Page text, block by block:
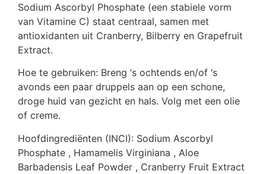
Sodium Ascorbyl Phosphate (een stabiele vorm
van Vitamine C) staat centraal, samen met
antioxidanten uit Cranberry, Bilberry en Grapefruit
Extract.
Hoe te gebruiken: Breng ‘s ochtends en/of ‘s
avonds een paar druppels aan op een schone,
droge huid van gezicht en hals. Volg met een olie
of creme.
Hoofdingrediënten (INCI): Sodium Ascorbyl
Phosphate , Hamamelis Virginiana , Aloe
Barbadensis Leaf Powder , Cranberry Fruit Extract